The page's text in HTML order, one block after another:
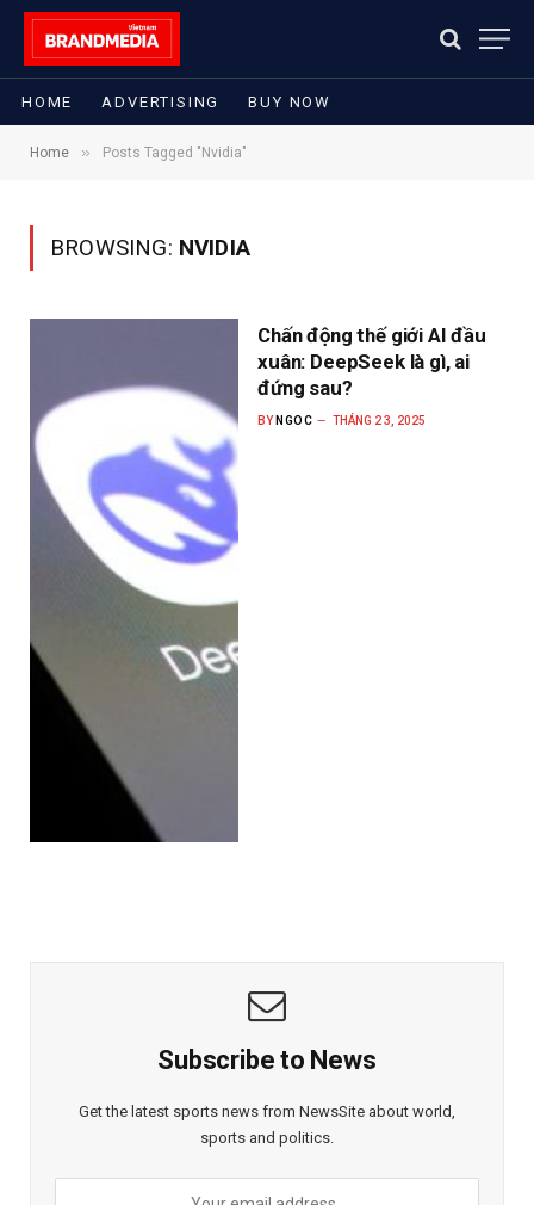
HOME ADVERTISING BUY NOW
Home » Posts Tagged "Nvidia"
BROWSING: NVIDIA
Chấn động thế giới AI đầu
xuân: DeepSeek là gì, ai
đứng sau?
BY NGOC THÁNG 2 3, 2025
Subscribe to News
Get the latest sports news from NewsSite about world,
sports and politics.